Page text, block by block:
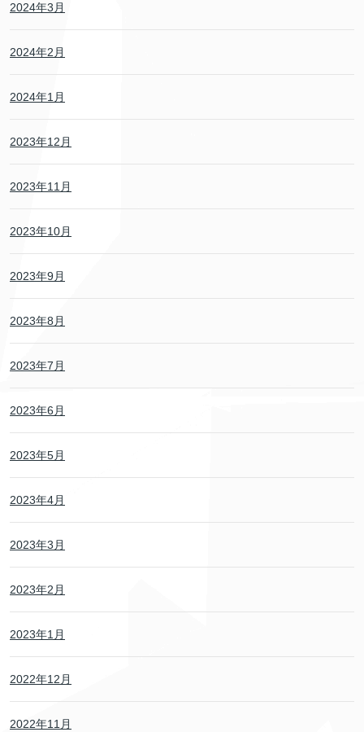
2024年3月
2024年2月
2024年1月
2023年12月
2023年11月
2023年10月
2023年9月
2023年8月
2023年7月
2023年6月
2023年5月
2023年4月
2023年3月
2023年2月
2023年1月
2022年12月
2022年11月